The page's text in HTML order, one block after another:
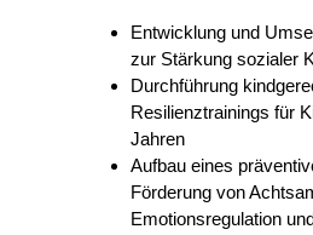
Entwicklung und
zur Stärkung sozialer
Durchführung
Resilienztrainings für
Jahren
Aufbau eines
Förderung von
Emotionsregulation